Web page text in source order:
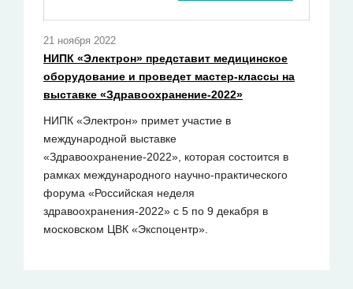
21 ноября 2022
НИПК «Электрон» представит медицинское
оборудование и проведет мастер-классы на
выставке «Здравоохранение-2022»
НИПК «Электрон» примет участие в
международной выставке
«Здравоохранение-2022», которая состоится в
рамках международного научно-практического
форума «Российская неделя
здравоохранения-2022» с 5 по 9 декабря в
московском ЦВК «Экспоцентр».